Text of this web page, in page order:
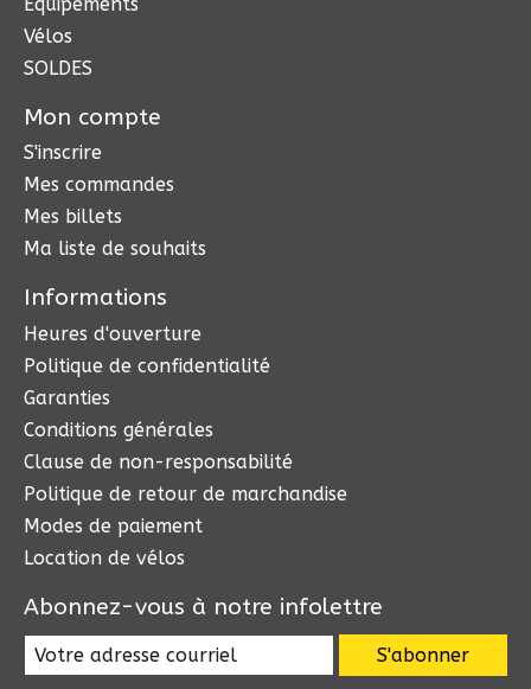
Vélos
SOLDES
Mon compte
S'inscrire
Mes commandes
Mes billets
Ma liste de souhaits
Informations
Heures d'ouverture
Politique de confidentialité
Garanties
Conditions générales
Clause de non-responsabilité
Politique de retour de marchandise
Modes de paiement
Location de vélos
Abonnez-vous à notre infolettre
S'abonner